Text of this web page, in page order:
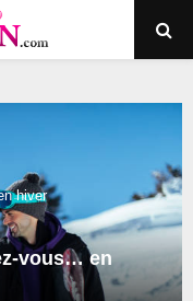
hiver
vous… en